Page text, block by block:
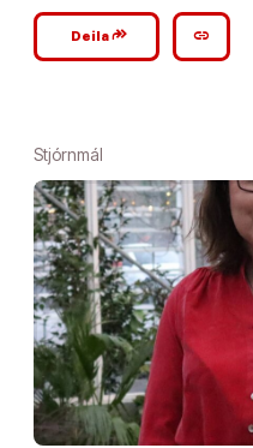
Deilagoogle_plus_reshare link
Stjórnmál